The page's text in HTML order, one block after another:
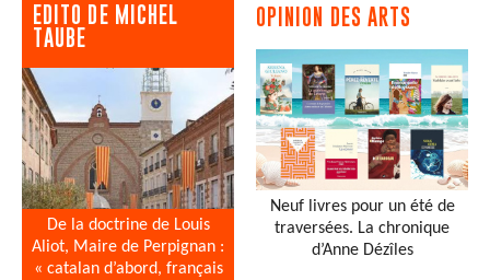
EDITO DE MICHEL
TAUBE
De la doctrine de Louis
Aliot, Maire de Perpignan :
« catalan d’abord, français
OPINION DES ARTS
Neuf livres pour un été de
traversées. La chronique
d’Anne Dézîles